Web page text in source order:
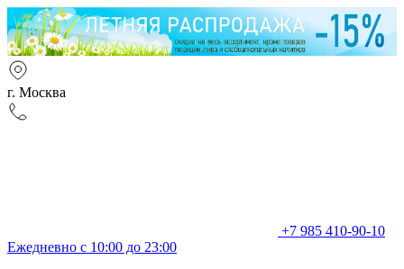
г. Москва
+7 985 410-90-10
Ежедневно с 10:00 до 23:00